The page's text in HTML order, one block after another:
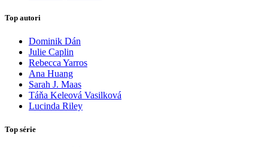
Top autori
Dominik Dán
Julie Caplin
Rebecca Yarros
Ana Huang
Sarah J. Maas
Táňa Keleová Vasilková
Lucinda Riley
Top série